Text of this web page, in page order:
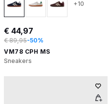
+10
€ 44,97
€ 89,95-50%
VM78 CPH MS
Sneakers